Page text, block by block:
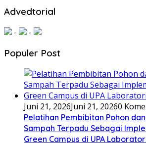
Advedtorial
- -
Populer Post
Juni 21, 2026Juni 21, 20260
Pelatihan Pembibitan Pohon
Sampah Terpadu Sebagai
Green Campus di UPA